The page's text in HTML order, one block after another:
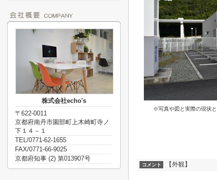
※写真や図と実際の現状
コメント 【外観】
株式会社echo's
〒622-0011
京都府南丹市園部町上木崎町寺ノ
下１４－１
TEL/0771-62-1655
FAX/0771-66-9025
京都府知事 (2) 第013907号